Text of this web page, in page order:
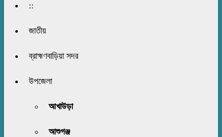
::
জাতীয়
ব্রাহ্মণবাড়িয়া সদর
উপজেলা
আখাউড়া
আশুগঞ্জ